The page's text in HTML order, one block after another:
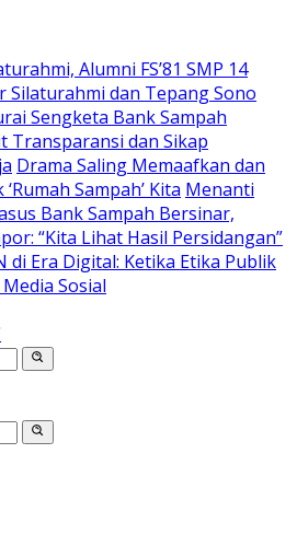
Alumni FS’81 SMP 14
Silaturahmi dan Tepang Sono
Sengketa Bank Sampah
Transparansi dan Sikap
Drama Saling Memaafkan dan
Sampah’ Kita Menanti
Bank Sampah Bersinar,
“Kita Lihat Hasil Persidangan”
di Era Digital: Ketika Etika Publik
Sosial